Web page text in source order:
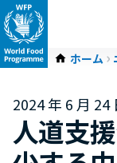
ホーム
2024 年 6 月 24
人道支